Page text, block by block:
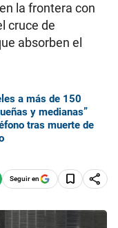
la frontera con
cruce de
absorben el
a más de 150
y medianas”
tras muerte de
Seguir en